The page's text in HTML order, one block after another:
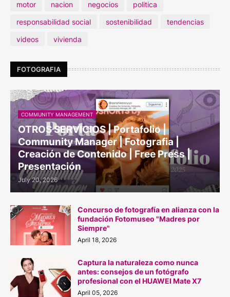
motor
nacion negocios
politica
responsabilidad social
sostenibilidad
tendencias
videos
vivienda
FOTOGRAFIA
COMMUNITY MANAGEMENT
OTROS SERVICIOS | Portafolio |
Community Manager | Fotografia |
Creación de Contenido | Free Press |
Presentación
July 20, 2026
Concurso de fotografía en alianza con la
fundación Fotomuseo "Madres por
Siempre"
April 18, 2026
Captura la naturaleza como nunca
antes: consejos de un fotógrafo
profesional con el HUAWEI Mate X7
April 05, 2026